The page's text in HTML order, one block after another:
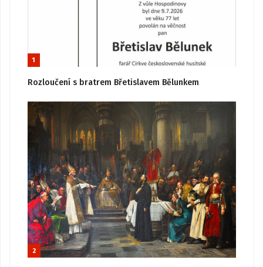
1
Rozloučení s bratrem Břetislavem Bělunkem
2